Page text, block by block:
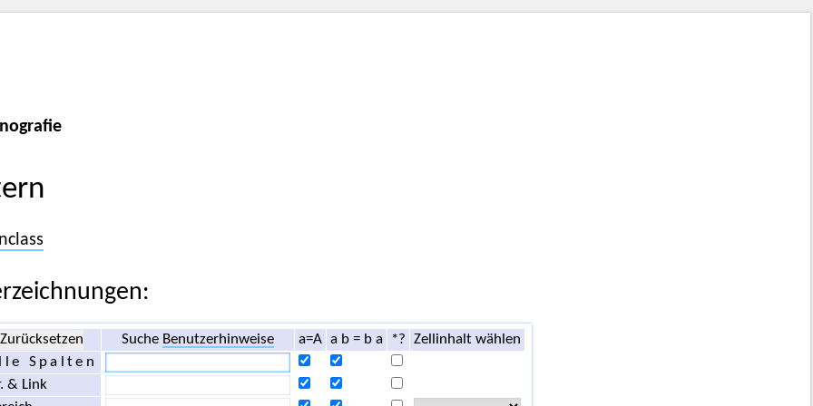
Zurücksetzen Suche Benutzerhinweise a=A a b = b a *?
Zellinhalt wählen
Spalten
& Link